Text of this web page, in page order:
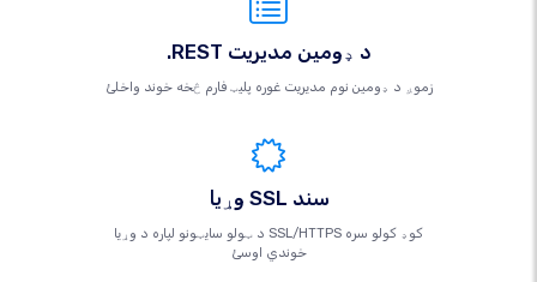
.REST د ډومین مدیریت
زموږ د ډومین نوم مدیریت غوره پلیټ فارم څخه خوند واخلئ
وړیا SSL سند
د ټولو سایټونو لپاره د وړیا SSL/HTTPS کوډ کولو سره
خوندي اوسئ